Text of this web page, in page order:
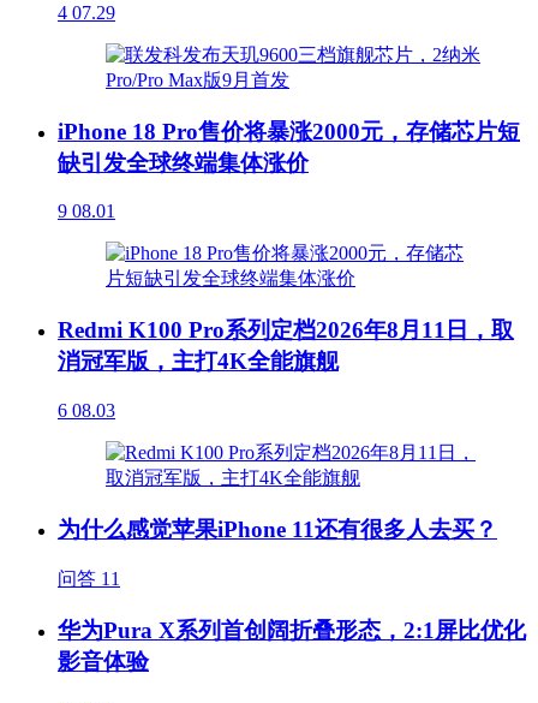
4 07.29
iPhone 18 Pro售价将暴涨2000元，存储芯片短
缺引发全球终端集体涨价
9 08.01
Redmi K100 Pro系列定档2026年8月11日，取
消冠军版，主打4K全能旗舰
6 08.03
为什么感觉苹果iPhone 11还有很多人去买？
问答 11
华为Pura X系列首创阔折叠形态，2:1屏比优化
影音体验